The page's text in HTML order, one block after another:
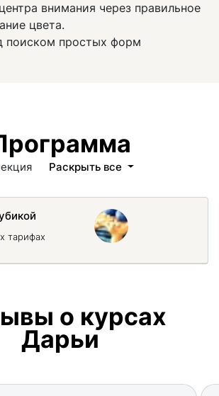
внимания через правильное
цвета.
поиском простых форм
Раскрыть все
тарифах
о курсах
Дарьи